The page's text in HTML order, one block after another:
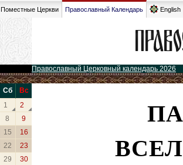
Поместные Церкви Православный Календарь English
Православный Церковный календарь 2026
Сб
Вс
1
2
8
9
15
16
22
23
29
30